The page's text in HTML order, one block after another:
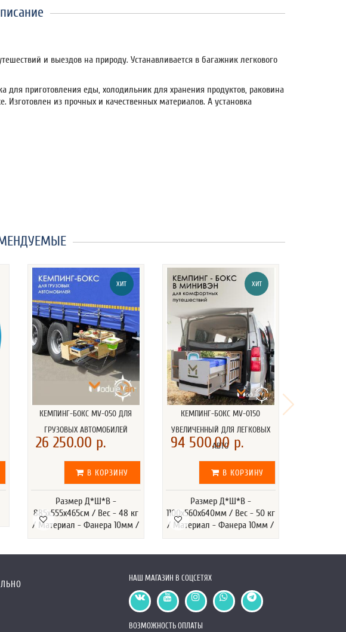
и выездов на природу. Устанавливается в багажник легкового
приготовления еды, холодильник для хранения продуктов, раковина
из прочных и качественных материалов. А установка
ХИТ
КЕМПИНГ-БОКС MV-050 ДЛЯ
ГРУЗОВЫХ АВТОМОБИЛЕЙ
26 250.00 р.
В КОРЗИНУ
Размер Д*Ш*В -
885х555х465см / Вес - 48 кг
/ Материал - Фанера 10мм /
ХИТ
КЕМПИНГ-БОКС MV-0150
УВЕЛИЧЕННЫЙ ДЛЯ ЛЕГКОВЫХ
АВТО
94 500.00 р.
В КОРЗИНУ
Размер Д*Ш*В -
1100х560х640мм / Вес - 50 кг
/ Материал - Фанера 10мм /
НАШ МАГАЗИН В СОЦСЕТЯХ
ВОЗМОЖНОСТЬ ОПЛАТЫ